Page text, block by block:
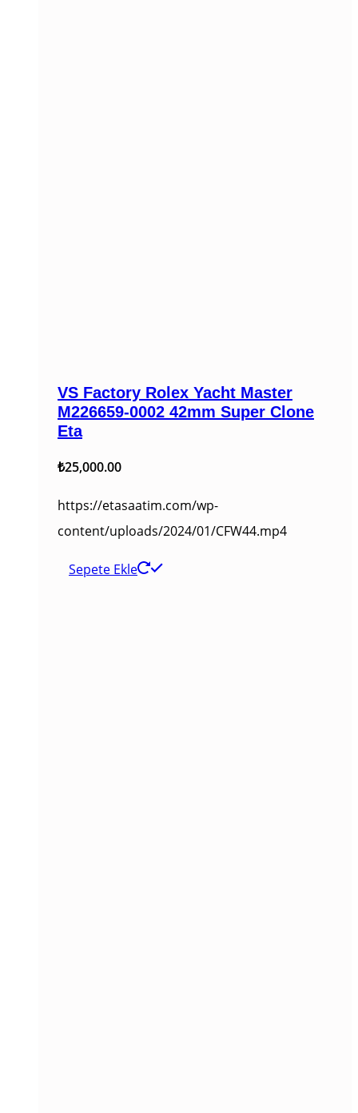
VS Factory Rolex Yacht Master
M226659-0002 42mm Super Clone
Eta
₺25,000.00
https://etasaatim.com/wp-
content/uploads/2024/01/CFW44.mp4
Sepete Ekle